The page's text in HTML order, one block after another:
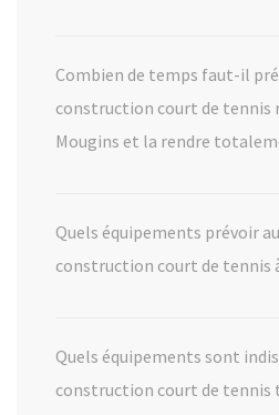
Combien de temps faut-il
construction court de tennis
Mougins et la rendre
Quels équipements prévoir
construction court de tennis
Quels équipements sont
construction court de tennis